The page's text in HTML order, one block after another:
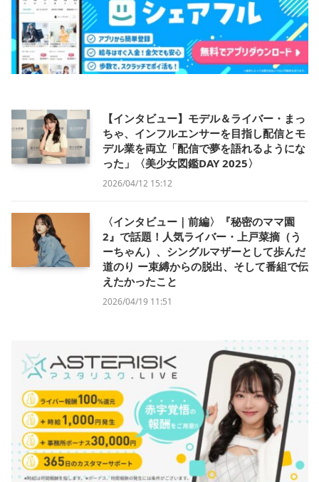
【インタビュー】モデル＆ライバー・まっ
ちゃ、インフルエンサーを目指し配信とモ
デル業を両立「配信で夢を語れるようにな
った」〈美少女図鑑DAY 2025〉
2026/04/12 15:12
〈インタビュー｜前編〉『秘密のママ園
2』で話題！人気ライバー・上戸菜摘（う
ーちゃん）、シングルマザーとして歩んだ
道のり ー束縛からの脱出、そして番組で伝
えたかったこと
2026/04/19 11:51